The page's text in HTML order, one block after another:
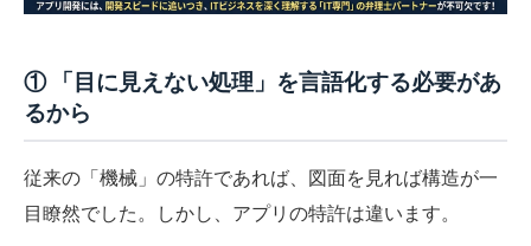
① 「目に見えない処理」を言語化する必要があ
るから
従来の「機械」の特許であれば、図面を見れば構造が一
目瞭然でした。しかし、アプリの特許は違います。